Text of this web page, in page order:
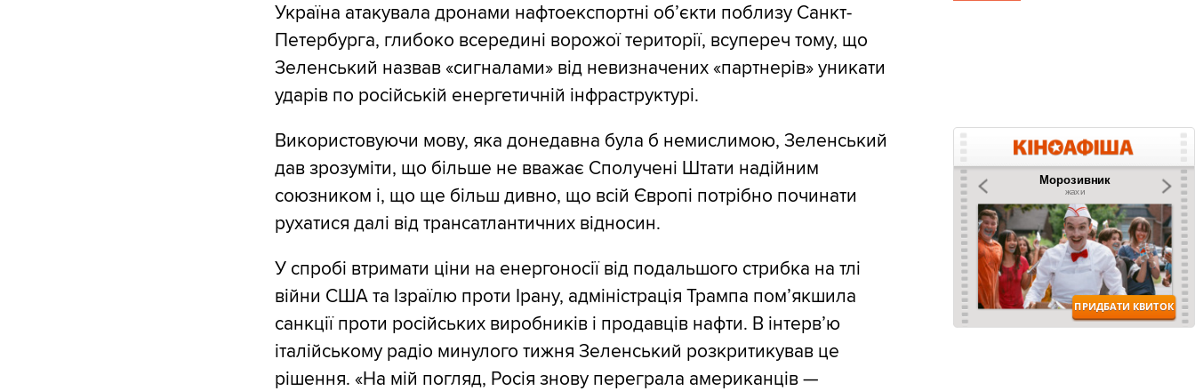
Україна атакувала дронами нафтоекспортні об’єкти поблизу Санкт-
Петербурга, глибоко всередині ворожої території, всупереч тому, що
Зеленський назвав «сигналами» від невизначених «партнерів» уникати
ударів по російській енергетичній інфраструктурі.
Використовуючи мову, яка донедавна була б немислимою, Зеленський
дав зрозуміти, що більше не вважає Сполучені Штати надійним
союзником і, що ще більш дивно, що всій Європі потрібно починати
рухатися далі від трансатлантичних відносин.
У спробі втримати ціни на енергоносії від подальшого стрибка на тлі
війни США та Ізраїлю проти Ірану, адміністрація Трампа пом’якшила
санкції проти російських виробників і продавців нафти. В інтерв’ю
італійському радіо минулого тижня Зеленський розкритикував це
рішення. «На мій погляд, Росія знову переграла американців —